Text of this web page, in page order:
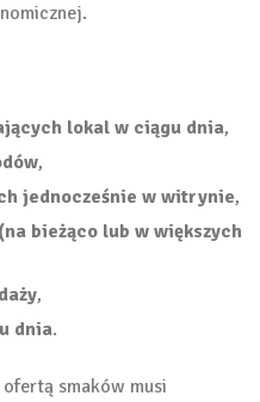
lokal w ciągu dnia,
,
jednocześnie w witrynie,
bieżąco lub w większych
,
dnia.
smaków musi